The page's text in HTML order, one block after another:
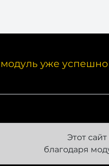
уже успешно
Этот
благодаря